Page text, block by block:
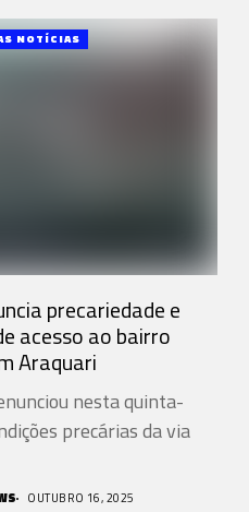
NOTÍCIAS
precariedade e
acesso ao bairro
Araquari
nesta quinta-
precárias da via
OUTUBRO 16, 2025